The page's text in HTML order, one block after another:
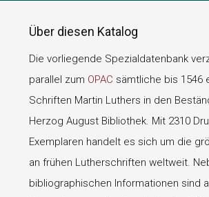
Über diesen Katalog
Die vorliegende Spezialdatenbank
parallel zum OPAC sämtliche bis 1546
Schriften Martin Luthers in den
Herzog August Bibliothek. Mit 2310
Exemplaren handelt es sich um die
an frühen Lutherschriften weltweit.
bibliographischen Informationen sind